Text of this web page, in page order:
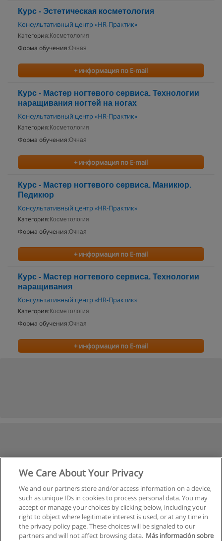
Курс - Эстетическая косметология
Консультативный центр «HR-Практик»
Категория: Косметология
Форма обучения:Очная
+ информация по E-mail
Курс - Мастер ногтевого сервиса. Технологии
наращивания ногтей на ногах
Консультативный центр «HR-Практик»
Категория: Косметология
Форма обучения:Очная
+ информация по E-mail
Курс - Мастер ногтевого сервиса. Маникюр.
Педикюр
Консультативный центр «HR-Практик»
Категория: Косметология
Форма обучения:Очная
+ информация по E-mail
Курс - Мастер ногтевого сервиса. Технологии
наращивания
Консультативный центр «HR-Практик»
Категория: Косметология
Форма обучения:Очная
+ информация по E-mail
We Care About Your Privacy
We and our partners store and/or access information on a device,
such as unique IDs in cookies to process personal data. You may
accept or manage your choices by clicking below, including your
right to object where legitimate interest is used, or at any time in
the privacy policy page. These choices will be signaled to our
partners and will not affect browsing data. Más información sobre